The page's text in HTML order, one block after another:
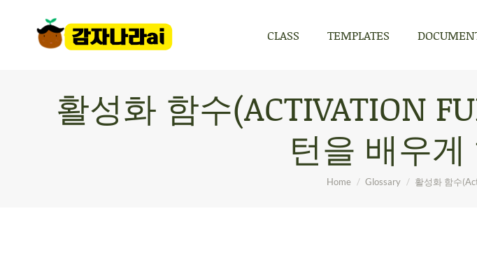
CLASS TEMPLATES
활성화 함수(ACTIVATION
턴을 배우
You are here:
Home Glossary 활성화 함수